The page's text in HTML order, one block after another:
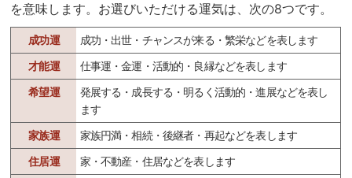
を意味します。お選びいただける運気は、次の8つです。
成功運
成功・出世・チャンスが来る・繁栄などを表します
才能運
仕事運・金運・活動的・良縁などを表します
希望運
発展する・成長する・明るく活動的・進展などを表し
ます
家族運
家族円満・相続・後継者・再起などを表します
住居運
家・不動産・住居などを表します